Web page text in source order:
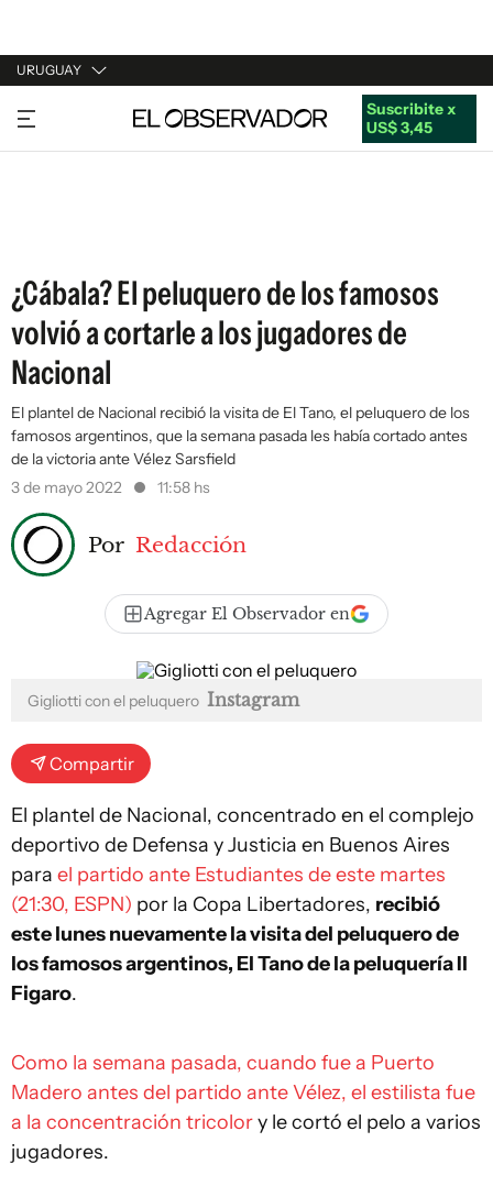
URUGUAY
URUGUAY
ARGENTINA
Suscribite x
US$ 3,45
¿Cábala? El peluquero de los famosos
volvió a cortarle a los jugadores de
Nacional
El plantel de Nacional recibió la visita de El Tano, el peluquero de los
famosos argentinos, que la semana pasada les había cortado antes
de la victoria ante Vélez Sarsfield
3 de mayo 2022
11:58 hs
Por Redacción
Agregar El Observador en
Gigliotti con el peluquero Instagram
Compartir
El plantel de Nacional, concentrado en el complejo
deportivo de Defensa y Justicia en Buenos Aires
para el partido ante Estudiantes de este martes
(21:30, ESPN) por la Copa Libertadores, recibió
este lunes nuevamente la visita del peluquero de
los famosos argentinos, El Tano de la peluquería Il
Figaro.
Como la semana pasada, cuando fue a Puerto
Madero antes del partido ante Vélez, el estilista fue
a la concentración tricolory le cortó el pelo a varios
jugadores.